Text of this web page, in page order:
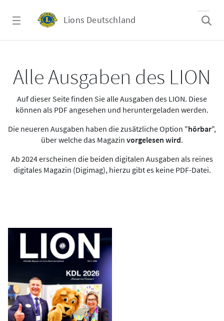
Lions Deutschland
Alle Ausgaben des LION
Auf dieser Seite finden Sie alle Ausgaben des LION. Diese
können als PDF angesehen und heruntergeladen werden.
Die neueren Ausgaben haben die zusätzliche Option "hörbar",
über welche das Magazin vorgelesen wird.
Ab 2024 erscheinen die beiden digitalen Ausgaben als reines
digitales Magazin (Digimag), hierzu gibt es keine PDF-Datei.